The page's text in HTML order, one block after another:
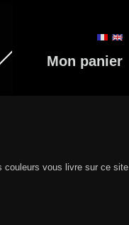
Mon panier
couleurs vous livre sur ce site